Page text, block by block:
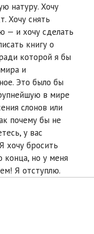
натуру. Хочу
Хочу снять
— и хочу сделать
книгу о
которой я бы
и
Это было бы
в мире
слонов или
почему бы не
у вас
хочу бросить
конца, но у меня
Я отступлю.